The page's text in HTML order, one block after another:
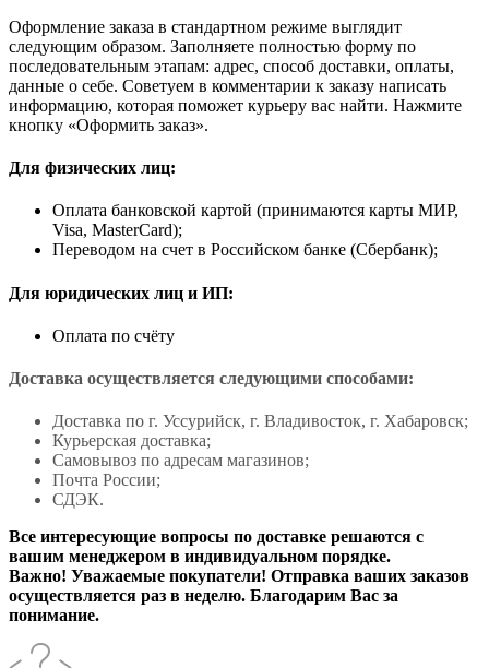
Оформление заказа в стандартном режиме выглядит
следующим образом. Заполняете полностью форму по
последовательным этапам: адрес, способ доставки, оплаты,
данные о себе. Советуем в комментарии к заказу написать
информацию, которая поможет курьеру вас найти. Нажмите
кнопку «Оформить заказ».
Для физических лиц:
Оплата банковской картой (принимаются карты МИР,
Visa, MasterCard);
Переводом на счет в Российском банке (Сбербанк);
Для юридических лиц и ИП:
Оплата по счёту
Доставка осуществляется следующими способами:
Доставка по г. Уссурийск, г. Владивосток, г. Хабаровск;
Курьерская доставка;
Самовывоз по адресам магазинов;
Почта России;
СДЭК.
Все интересующие вопросы по доставке решаются с
вашим менеджером в индивидуальном порядке.
Важно! Уважаемые покупатели! Отправка ваших заказов
осуществляется раз в неделю. Благодарим Вас за
понимание.